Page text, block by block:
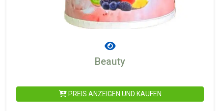
Beauty
PREIS ANZEIGEN UND KAUFEN